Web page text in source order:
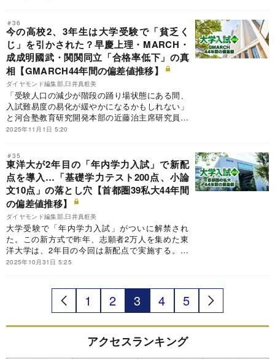
＃36
今の高校2、3年生は大学受験で「貧乏く
じ」を引かされた？早慶上理・MARCH・
成成明國武・関関同立「合格率低下」の真
相【GMARCH44年間の偏差値推移】
ダイヤモンド編集部,臼井真粧美
「受験人口の減少が階段の踊り場状態にある間、
入試難易度の易化が緩やかになるかもしれない」
と河合塾教育研究開発本部の近藤治主席研究員は
言う。ということは、そのタイミングにぶつかる
「GMARCH」（学習院大学、明治大学、青山学
院大学、立教大学、中央大学、法政大学）の44年
間の偏差値推移データも一挙掲載し、受験難易度
の変化に迫る。
2025年11月1日 5:20
＃35
東洋大が2年目の「年内学力入試」で新配
点を導入…「基礎学力テスト200点、小論
文10点」の落とし穴【首都圏39私大44年間
の偏差値推移】
ダイヤモンド編集部,臼井真粧美
大学受験で「年内学力入試」がついに解禁され
た。この新方式で昨年、志願者2万人を集めた東
洋大学は、2年目の今回は新配点で実施する。そ
こにある落とし穴とは？連載『教育・受験 最前
ータを一挙掲載。年内学力入試へ参戦する“次の大
2025年10月31日 5:25
1 2 3 4 5
アクセスランキング